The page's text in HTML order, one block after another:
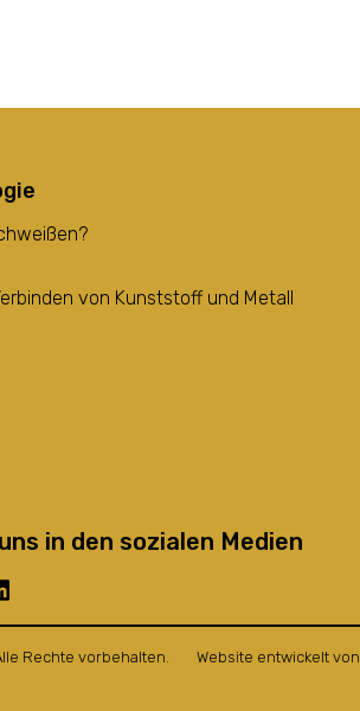
von Kunststoff und Metall
in den sozialen Medien
Rechte vorbehalten. Website entwickelt von